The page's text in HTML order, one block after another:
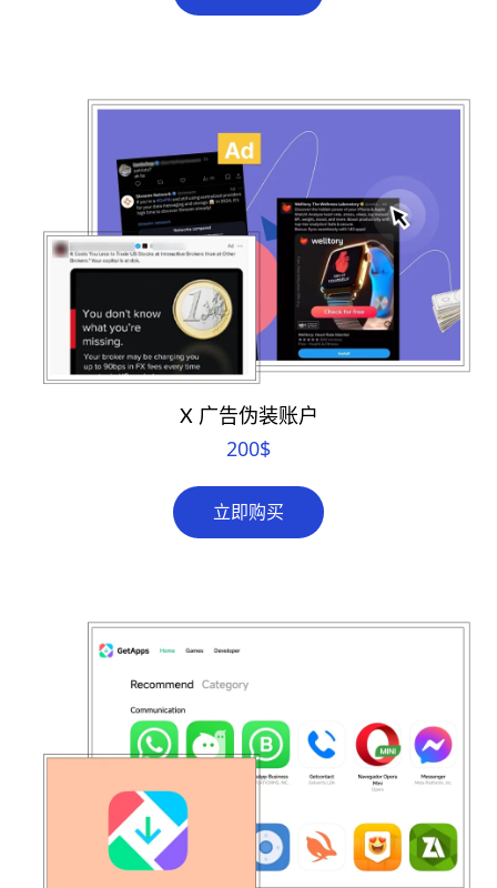
X 广告伪装账户
200$
立即购买